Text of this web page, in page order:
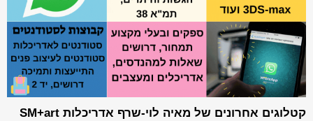
קטלוגים אחרונים של מאיה לוי-שרף אדריכלות SM+art